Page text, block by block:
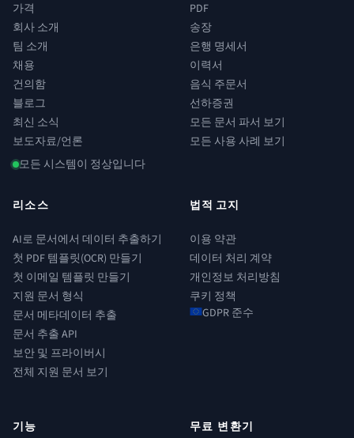
가격
회사 소개
팀 소개
채용
건의함
블로그
최신 소식
보도자료/언론
모든 시스템이 정상입니다
PDF
송장
은행 명세서
이력서
음식 주문서
선하증권
모든 문서 파서 보기
모든 사용 사례 보기
리소스
AI로 문서에서 데이터 추출하기
첫 PDF 템플릿(OCR) 만들기
첫 이메일 템플릿 만들기
지원 문서 형식
문서 메타데이터 추출
문서 추출 API
보안 및 프라이버시
전체 지원 문서 보기
법적 고지
이용 약관
데이터 처리 계약
개인정보 처리방침
쿠키 정책
GDPR 준수
기능 무료 변환기